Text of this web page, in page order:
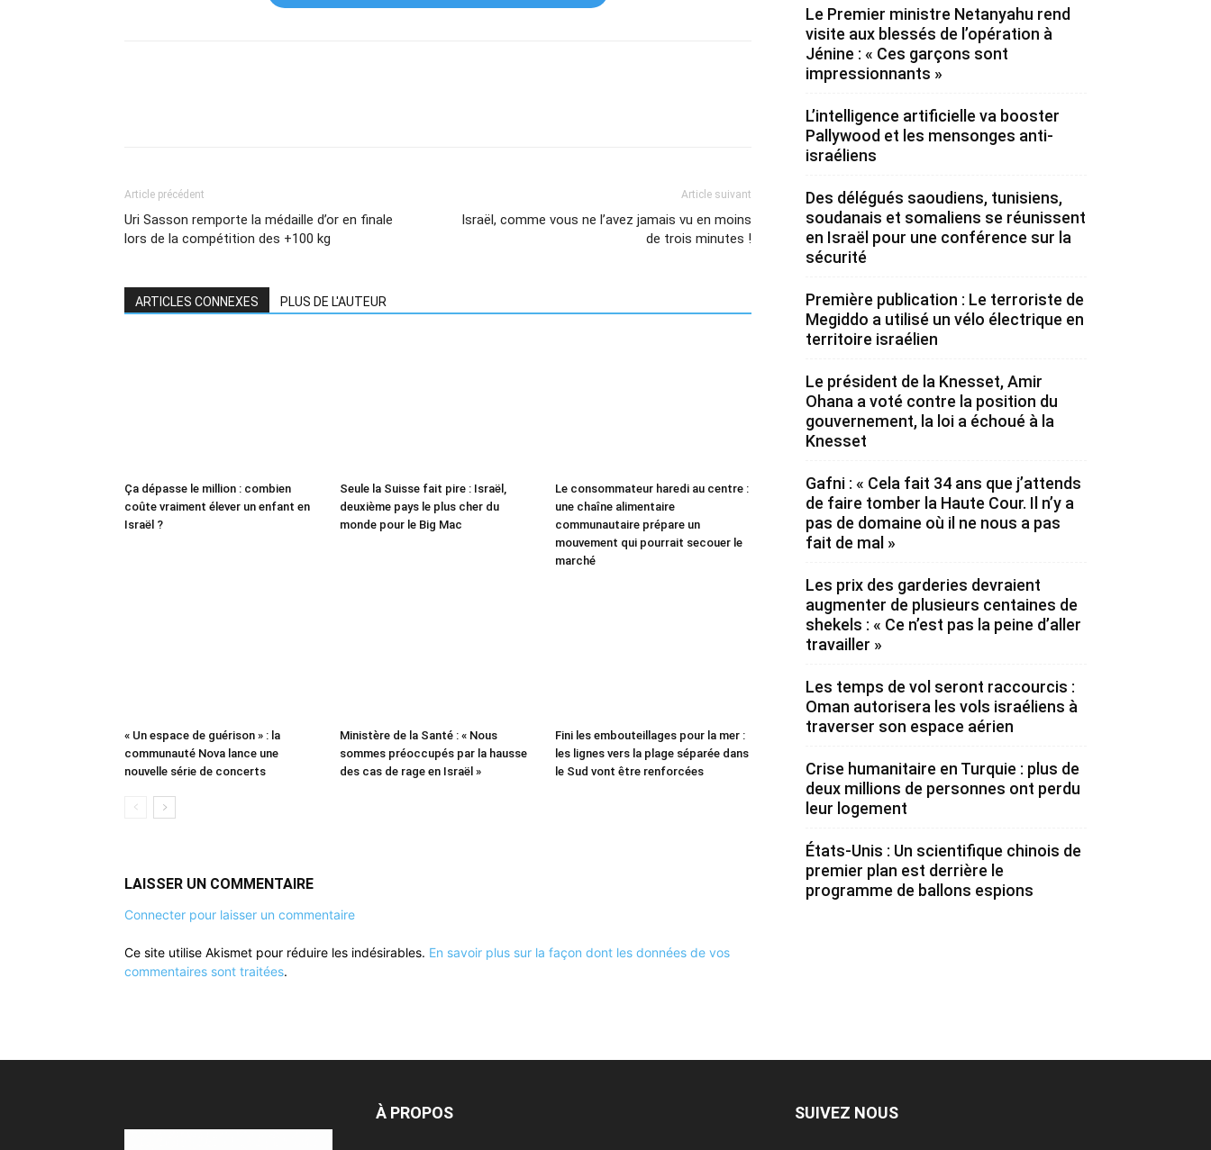
Article précédent
Uri Sasson remporte la médaille d’or en finale
lors de la compétition des +100 kg
Article suivant
Israël, comme vous ne l’avez jamais vu en moins
de trois minutes !
ARTICLES CONNEXES PLUS DE L'AUTEUR
Ça dépasse le million : combien
coûte vraiment élever un enfant en
Israël ?
Seule la Suisse fait pire : Israël,
deuxième pays le plus cher du
monde pour le Big Mac
Le consommateur haredi au centre :
une chaîne alimentaire
communautaire prépare un
mouvement qui pourrait secouer le
marché
« Un espace de guérison » : la
communauté Nova lance une
nouvelle série de concerts
Ministère de la Santé : « Nous
sommes préoccupés par la hausse
des cas de rage en Israël »
Fini les embouteillages pour la mer :
les lignes vers la plage séparée dans
le Sud vont être renforcées
LAISSER UN COMMENTAIRE
Connecter pour laisser un commentaire
Ce site utilise Akismet pour réduire les indésirables. En savoir plus sur la façon dont les données de vos
commentaires sont traitées.
Le Premier ministre Netanyahu rend
visite aux blessés de l’opération à
Jénine : « Ces garçons sont
impressionnants »
L’intelligence artificielle va booster
Pallywood et les mensonges anti-
israéliens
Des délégués saoudiens, tunisiens,
soudanais et somaliens se réunissent
en Israël pour une conférence sur la
sécurité
Première publication : Le terroriste de
Megiddo a utilisé un vélo électrique en
territoire israélien
Le président de la Knesset, Amir
Ohana a voté contre la position du
gouvernement, la loi a échoué à la
Knesset
Gafni : « Cela fait 34 ans que j’attends
de faire tomber la Haute Cour. Il n’y a
pas de domaine où il ne nous a pas
fait de mal »
Les prix des garderies devraient
augmenter de plusieurs centaines de
shekels : « Ce n’est pas la peine d’aller
travailler »
Les temps de vol seront raccourcis :
Oman autorisera les vols israéliens à
traverser son espace aérien
Crise humanitaire en Turquie : plus de
deux millions de personnes ont perdu
leur logement
États-Unis : Un scientifique chinois de
premier plan est derrière le
programme de ballons espions
À PROPOS SUIVEZ NOUS